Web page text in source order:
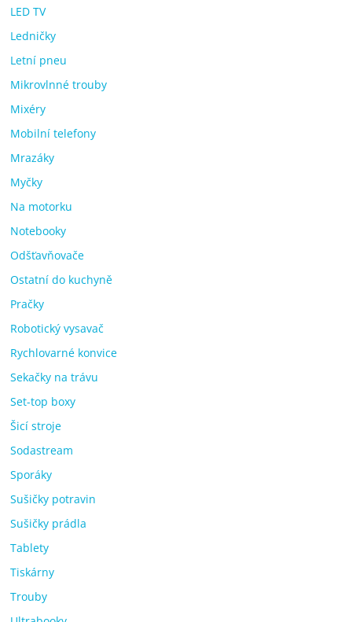
LED TV
Ledničky
Letní pneu
Mikrovlnné trouby
Mixéry
Mobilní telefony
Mrazáky
Myčky
Na motorku
Notebooky
Odšťavňovače
Ostatní do kuchyně
Pračky
Robotický vysavač
Rychlovarné konvice
Sekačky na trávu
Set-top boxy
Šicí stroje
Sodastream
Sporáky
Sušičky potravin
Sušičky prádla
Tablety
Tiskárny
Trouby